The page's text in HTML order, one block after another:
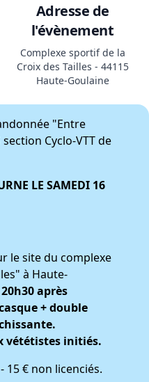
Adresse de
l'évènement
Complexe sportif de la
Croix des Tailles - 44115
Haute-Goulaine
"Entre
Cyclo-VTT de
LE SAMEDI 16
le site du complexe
à Haute-
après
+ double
vététistes initiés.
15 € non licenciés.